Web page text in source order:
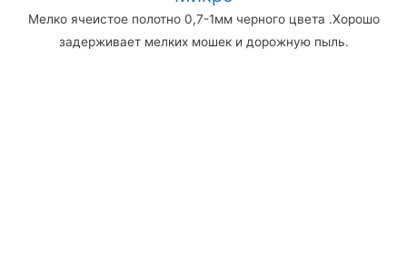
Мелко ячеистое полотно 0,7-1мм черного цвета .Хорошо
задерживает мелких мошек и дорожную пыль.